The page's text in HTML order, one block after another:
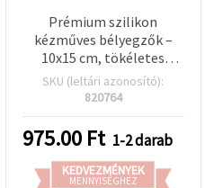
Prémium szilikon
kézműves bélyegzők –
10x15 cm, tökéletes
scrapbookozáshoz, DIY
hobbi és kreatív
SKU (leltári azonosító):
820764
975.00 Ft 1-2 darab
KEDVEZMÉNYEK
MENNYISÉGHEZ